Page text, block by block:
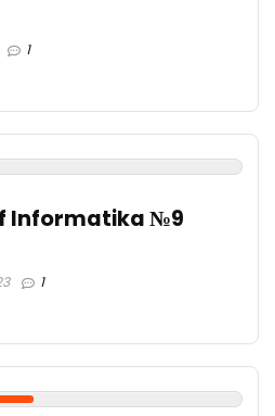
1
Informatika №9
1